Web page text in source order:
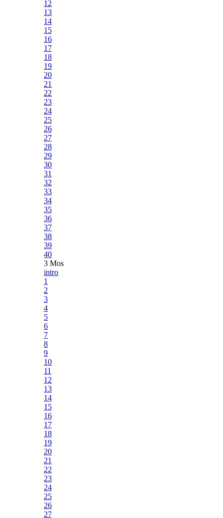
12
13
14
15
16
17
18
19
20
21
22
23
24
25
26
27
28
29
30
31
32
33
34
35
36
37
38
39
40
3 Mos
intro
1
2
3
4
5
6
7
8
9
10
11
12
13
14
15
16
17
18
19
20
21
22
23
24
25
26
27